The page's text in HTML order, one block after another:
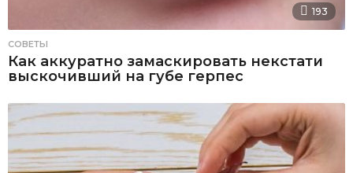
193
СОВЕТЫ
Как аккуратно замаскировать некстати
выскочивший на губе герпес